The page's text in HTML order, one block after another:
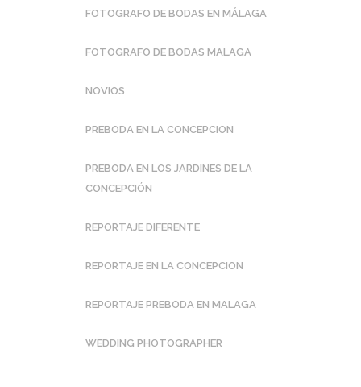
FOTOGRAFO DE BODAS EN MÁLAGA
FOTOGRAFO DE BODAS MALAGA
NOVIOS
PREBODA EN LA CONCEPCION
PREBODA EN LOS JARDINES DE LA
CONCEPCIÓN
REPORTAJE DIFERENTE
REPORTAJE EN LA CONCEPCION
REPORTAJE PREBODA EN MALAGA
WEDDING PHOTOGRAPHER